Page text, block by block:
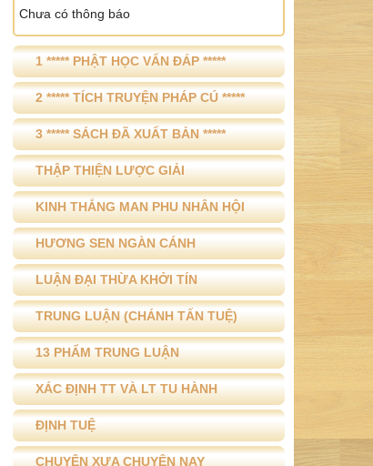
Chưa có thông báo
1 ***** PHẬT HỌC VẤN ĐÁP *****
2 ***** TÍCH TRUYỆN PHÁP CÚ *****
3 ***** SÁCH ĐÃ XUẤT BẢN *****
THẬP THIỆN LƯỢC GIẢI
KINH THẮNG MAN PHU NHÂN HỘI
HƯƠNG SEN NGÀN CÁNH
LUẬN ĐẠI THỪA KHỞI TÍN
TRUNG LUẬN (CHÁNH TẤN TUỆ)
13 PHẨM TRUNG LUẬN
XÁC ĐỊNH TT VÀ LT TU HÀNH
ĐỊNH TUỆ
CHUYỆN XƯA CHUYỆN NAY